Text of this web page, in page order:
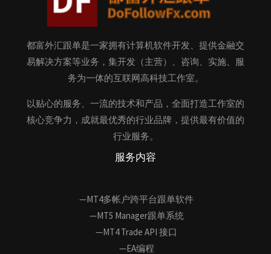
都富外汇跟单是一家拥有计算机软件开发、提供金融交
易解决方案等业务，集开发（主营）、咨询、实施、服
务为一体的互联网高科技工作室。
以贴心的服务、一流的技术和产品，全面打造工作室的
核心竞争力，成就最优秀的行业品牌，提供最有价值的
行业服务。
服务内容
—MT4多帐户跨平台跟单软件
—MT5 Manager跟单系统
—MT4 Trade API 接口
—EA编程